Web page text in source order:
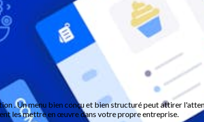
. Un menu bien conçu et bien structuré peut attirer
les mettre en œuvre dans votre propre entreprise.